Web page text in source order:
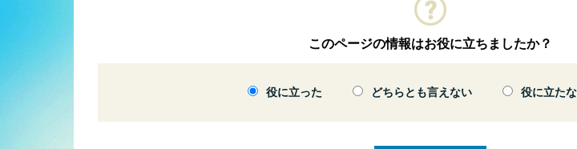
このページの情報はお役に立ちましたか？
役に立った どちらとも言えない 役に立た